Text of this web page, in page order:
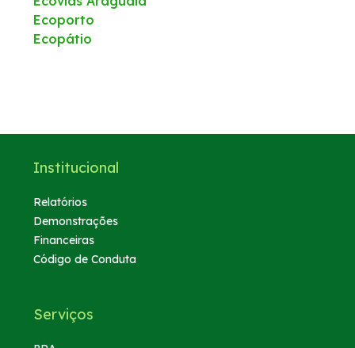
Ecoporto
Ecopátio
Institucional
Relatórios
Demonstrações
Financeiras
Código de Conduta
Serviços